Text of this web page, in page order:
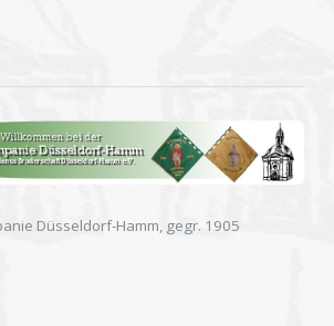
Düsseldorf-Hamm, gegr. 1905